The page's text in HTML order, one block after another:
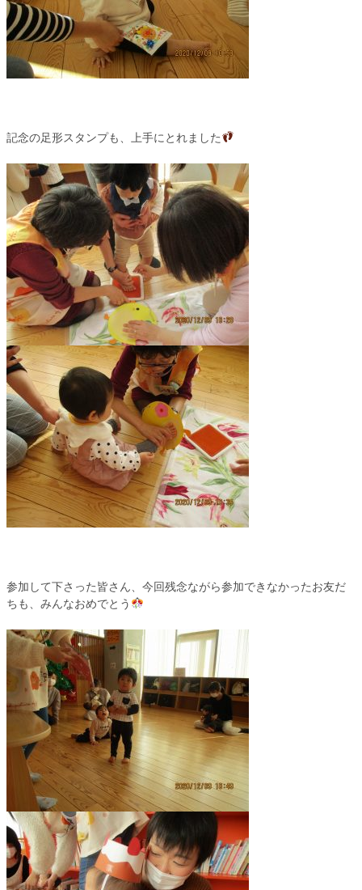
記念の足形スタンプも、上手にとれました
参加して下さった皆さん、今回残念ながら参加できなかったお友だ
ちも、みんなおめでとう